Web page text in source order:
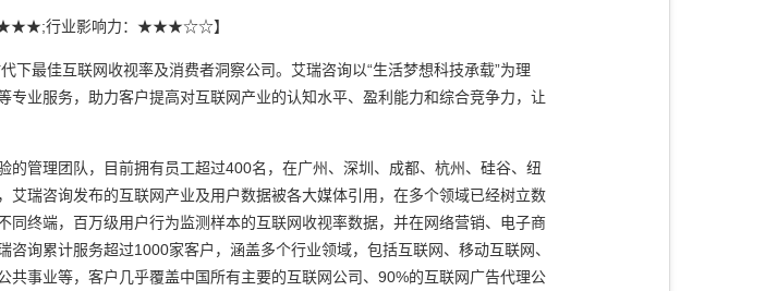
行业影响力：★★★☆☆】
最佳互联网收视率及消费者洞察公司。艾瑞咨询以“生活梦想科技承载”为理
业服务，助力客户提高对互联网产业的认知水平、盈利能力和综合竞争力，让
管理团队，目前拥有员工超过400名，在广州、深圳、成都、杭州、硅谷、纽
瑞咨询发布的互联网产业及用户数据被各大媒体引用，在多个领域已经树立数
终端，百万级用户行为监测样本的互联网收视率数据，并在网络营销、电子商
询累计服务超过1000家客户，涵盖多个行业领域，包括互联网、移动互联网、
事业等，客户几乎覆盖中国所有主要的互联网公司、90%的互联网广告代理公